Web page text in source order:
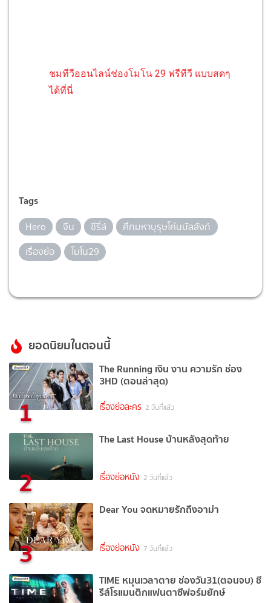
ชมทีวีออนไลน์ช่องโมโน 29 ฟรีทีวี แบบสดๆ
ได้ที่นี่
Tags
Hero จีน ซีรี่ส์
ศึกมหาบุรุษโค่นบัลลังก์
เรื่องย่อ
โมโน29
ยอดนิยมในตอนนี้
1
The Running เงิน งาน ความรัก ช่อง
3HD (ตอนล่าสุด)
เรื่องย่อละคร 2 วันที่แล้ว
2
The Last House บ้านหลังสุดท้าย
เรื่องย่อหนัง 2 วันที่แล้ว
3
Dear You จดหมายรักถึงอาม่า
เรื่องย่อหนัง 7 วันที่แล้ว
TIME หมุนเวลาตาย ช่องวัน31(ตอนจบ) ซี
รีส์โรแมนติกแฟนตาซีฟอร์มยักษ์